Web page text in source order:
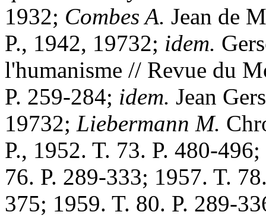
1932; Combes A. Jean de
P., 1942, 19732; idem.
l'humanisme // Revue du
P. 259-284; idem. Jean
19732; Liebermann M.
P., 1952. T. 73. P. 480-
76. P. 289-333; 1957. T.
375; 1959. T. 80. P. 289-